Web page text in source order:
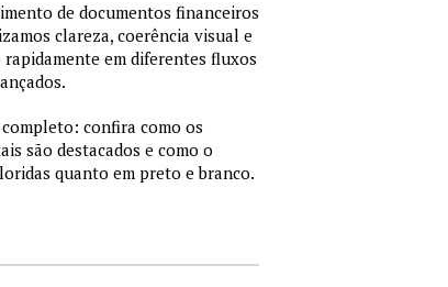
de documentos financeiros
clareza, coerência visual e
em diferentes fluxos
confira como os
são destacados e como o
quanto em preto e branco.